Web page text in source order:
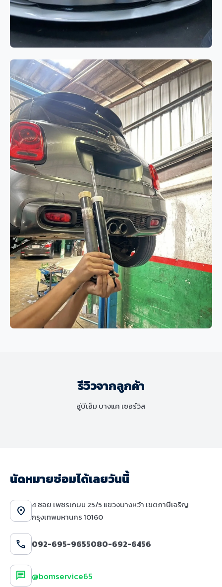
ระบบแอร์
BMW 520d F10 แอร์ไม่เย็นจาก
คอมเพรสเซอร์แอร์เสื่อมสภาพ
ช่วงล่างมีเสียงดังและเสื่อมสภาพ
รีวิวจากลูกค้า
อู่บีเอ็ม บางแค เซอร์วิส
นัดหมายซ่อมได้เลยวันนี้
location_on
4 ซอย เพชรเกษม 25/5 แขวงบางหว้า เขตภาษีเจริญ
กรุงเทพมหานคร 10160
call 092-695-9655080-692-6456
chat @bomservice65